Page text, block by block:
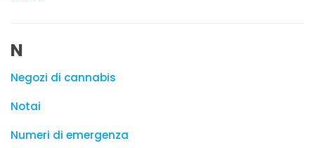
N
Negozi di cannabis
Notai
Numeri di emergenza